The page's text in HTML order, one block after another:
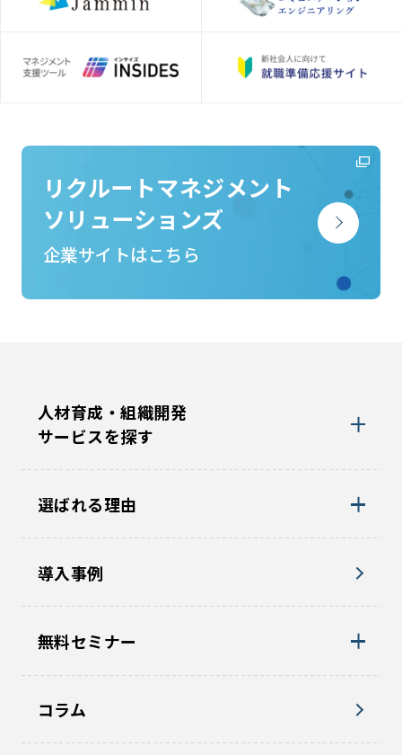
リクルートマネジメント
ソリューションズ
企業サイトはこちら
人材育成・組織開発
サービスを探す
選ばれる理由
導入事例
無料セミナー
コラム